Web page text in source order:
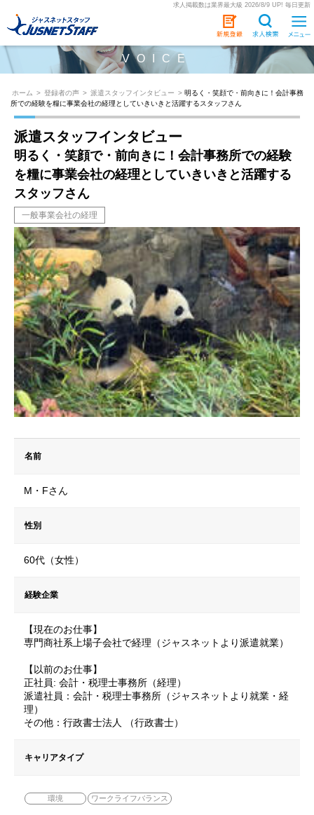
求人掲載数は業界最大級 2026/8/9 UP! 毎日更新
VOICE
ホーム > 登録者の声 > 派遣スタッフインタビュー > 明るく・笑顔で・前向きに！会計事務
所での経験を糧に事業会社の経理としていきいきと活躍するスタッフさん
派遣スタッフインタビュー
明るく・笑顔で・前向きに！会計事務所での経験
を糧に事業会社の経理としていきいきと活躍する
スタッフさん
一般事業会社の経理
名前
M・Fさん
性別
60代（女性）
経験企業
【現在のお仕事】
専門商社系上場子会社で経理（ジャスネットより派遣就業）
【以前のお仕事】
正社員: 会計・税理士事務所（経理）
派遣社員：会計・税理士事務所（ジャスネットより就業・経
理）
その他：行政書士法人 （行政書士）
キャリアタイプ
環境 ワークライフバランス